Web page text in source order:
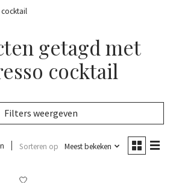
cocktail
getagd met
cocktail
Filters weergeven
Sorteren op Meest bekeken